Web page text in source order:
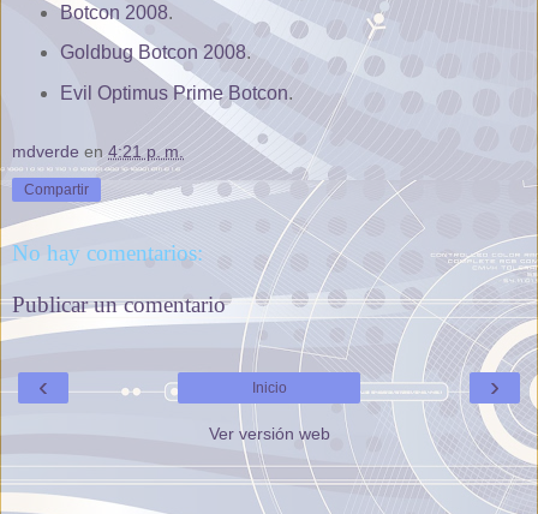
Botcon 2008.
Goldbug Botcon 2008.
Evil Optimus Prime Botcon.
mdverde en 4:21 p. m.
Compartir
No hay comentarios:
Publicar un comentario
‹ ›
Inicio
Ver versión web